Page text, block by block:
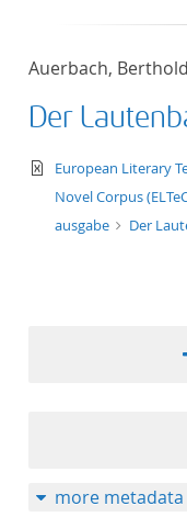
Auerbach, Berthold
Der
text/xml
European Literary
Novel Corpus
ausgabe
Der
more metadata